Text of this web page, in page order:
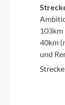
103km
40km
und